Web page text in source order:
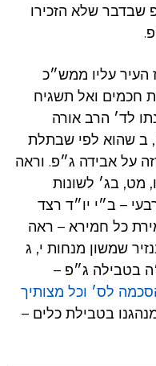
שבדבר שלא הזכירו
עליו ממש״כ
חכמים ואל תשגיח
לד׳ הרב אורה
ב שהוא לפי שבתלת
על אבידה ג״פ. וראה
מט, בג׳ לשונות
– ב״י יו״ד רצד
כל חמירא – ראה
שמשון מנחות י, ג
בטבילה ג״פ –
לס׳ וכל מצותיך
בטבילת כלים –